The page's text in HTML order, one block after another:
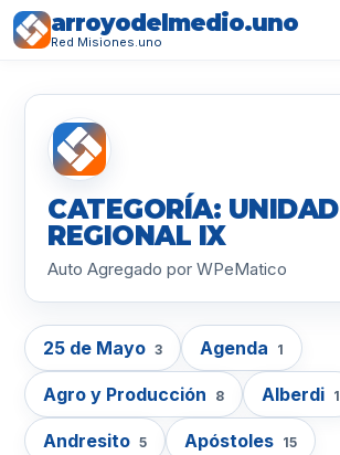
arroyodelmedio.uno
Red Misiones.uno
CATEGORÍA: UNIDAD
REGIONAL IX
Auto Agregado por WPeMatico
25 de Mayo 3 Agenda 1
Agro y Producción 8 Alberdi 1
Andresito 5 Apóstoles 15